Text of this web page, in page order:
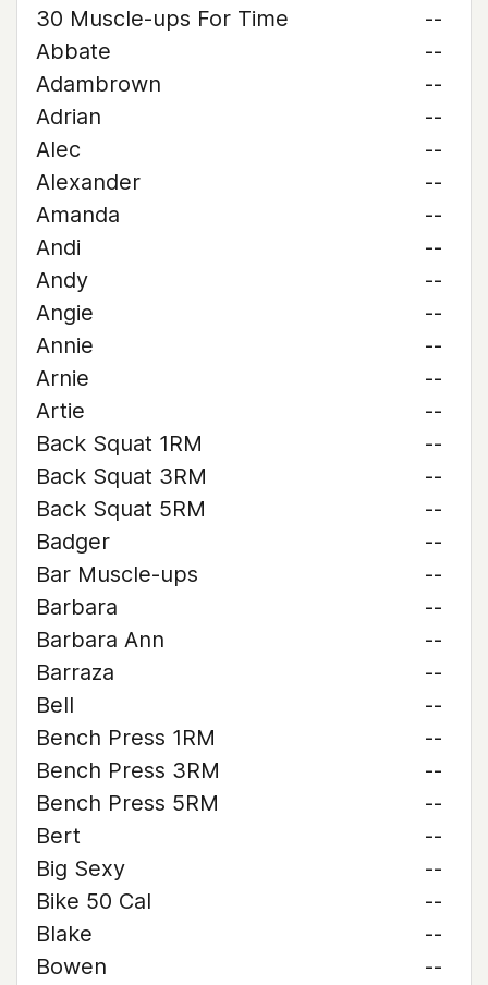
30 Muscle-ups For Time
--
Abbate
--
Adambrown
--
Adrian
--
Alec
--
Alexander
--
Amanda
--
Andi
--
Andy
--
Angie
--
Annie
--
Arnie
--
Artie
--
Back Squat 1RM
--
Back Squat 3RM
--
Back Squat 5RM
--
Badger
--
Bar Muscle-ups
--
Barbara
--
Barbara Ann
--
Barraza
--
Bell
--
Bench Press 1RM
--
Bench Press 3RM
--
Bench Press 5RM
--
Bert
--
Big Sexy
--
Bike 50 Cal
--
Blake
--
Bowen
--